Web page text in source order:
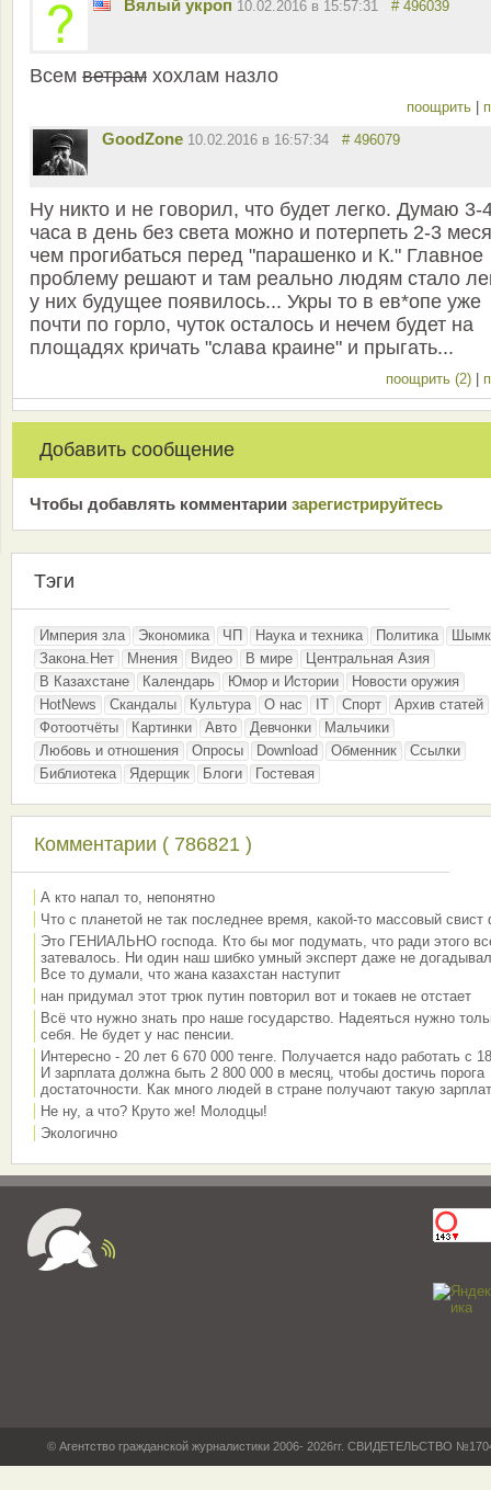
Вялый укроп 10.02.2016 в 15:57:31 # 496039
Всем ветрам хохлам назло
поощрить
GoodZone 10.02.2016 в 16:57:34 # 496079
Ну никто и не говорил, что будет легко. Думаю 3-
часа в день без света можно и потерпеть 2-3
чем прогибаться перед "парашенко и К." Главное
проблему решают и там реально людям стало
у них будущее появилось... Укры то в ев*опе уже
почти по горло, чуток осталось и нечем будет на
площадях кричать "слава краине" и прыгать...
поощрить (2)
Добавить сообщение
Чтобы добавлять комментарии зарeгиcтрирyйтeсь
Тэги
Империя зла Экономика ЧП Наука и техника Политика
Закона.Нет
Мнения Видео В мире
Центральная Азия
В Казахстане
Календарь Юмор и Истории
Новости оружия
HotNews
Скандалы Культура О нас IT Спорт
Архив статей
Фотоотчёты
Картинки Авто Девчонки
Мальчики
Любовь и отношения
Опросы Download Обменник
Ссылки
Библиотека
Ядерщик Блоги Гостевая
Комментарии ( 786821 )
А кто напал то, непонятно
Что с планетой не так последнее время, какой-то массовый свист
Это ГЕНИАЛЬНО господа. Кто бы мог подумать, что ради этого
затевалось. Ни один наш шибко умный эксперт даже не
Все то думали, что жана казахстан наступит
нан придумал этот трюк путин повторил вот и токаев не отстает
Всё что нужно знать про наше государство. Надеяться нужно
себя. Не будет у нас пенсии.
Интересно - 20 лет 6 670 000 тенге. Получается надо работать с
И зарплата должна быть 2 800 000 в месяц, чтобы достичь порога
достаточности. Как много людей в стране получают такую
Не ну, а что? Круто же! Молодцы!
Экологично
© Агентство гражданской журналистики 2006- 2026гг. СВИДЕТЕЛЬСТВО